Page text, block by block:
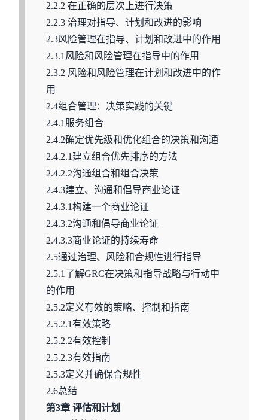
2.2.2 在正确的层次上进行决策
2.2.3 治理对指导、计划和改进的影响
2.3风险管理在指导、计划和改进中的作用
2.3.1风险和风险管理在指导中的作用
2.3.2 风险和风险管理在计划和改进中的作
用
2.4组合管理：决策实践的关键
2.4.1服务组合
2.4.2确定优先级和优化组合的决策和沟通
2.4.2.1建立组合优先排序的方法
2.4.2.2沟通组合和组合决策
2.4.3建立、沟通和倡导商业论证
2.4.3.1构建一个商业论证
2.4.3.2沟通和倡导商业论证
2.4.3.3商业论证的持续寿命
2.5通过治理、风险和合规性进行指导
2.5.1了解GRC在决策和指导战略与行动中
的作用
2.5.2定义有效的策略、控制和指南
2.5.2.1有效策略
2.5.2.2有效控制
2.5.2.3有效指南
2.5.3定义并确保合规性
2.6总结
第3章 评估和计划